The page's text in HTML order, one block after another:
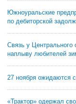
Южноуральские
по дебиторской
Связь у Центрального
наплыву любителей
27 ноября ожидаются
«Трактор» одержал